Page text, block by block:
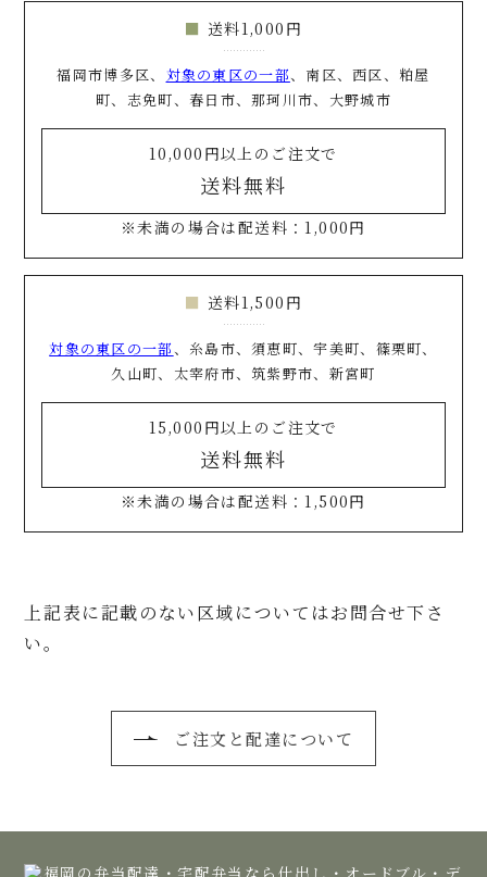
送料1,000円
福岡市博多区、 対象の東区の一部、南区、西区、粕屋
町、志免町、春日市、那珂川市、大野城市
10,000円以上のご注文で
送料無料
※未満の場合は配送料：1,000円
送料1,500円
対象の東区の一部 、糸島市、須恵町、宇美町、篠栗町、
久山町、太宰府市、筑紫野市、新宮町
15,000円以上のご注文で
送料無料
※未満の場合は配送料：1,500円
上記表に記載のない区域についてはお問合せ下さ
い。
ご注文と配達について